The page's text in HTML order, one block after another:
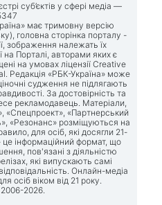
суб’єктів у сфері медіа —
має тримовну версію
головна сторінка порталу -
зображення належать їх
на Порталі, авторами яких є
на умовах ліцензії Creative
Редакція «РБК-Україна» може
судження не підлягають
За достовірність та
рекламодавець. Матеріали,
«Спецпроект», «Партнерський
«Резонанс» розміщуються на
для осіб, які досягли 21-
це інформаційний формат, що
пов'язані з діяльністю
які випускають самі
Онлайн-медіа
осіб віком від 21 року.
2026.